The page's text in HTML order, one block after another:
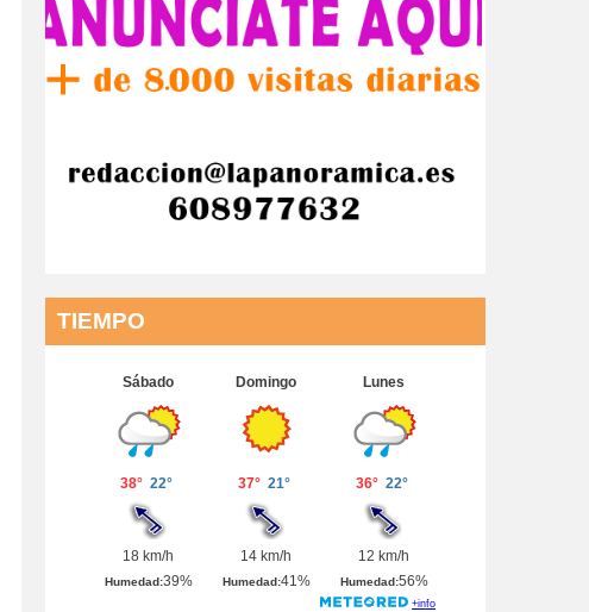
TIEMPO